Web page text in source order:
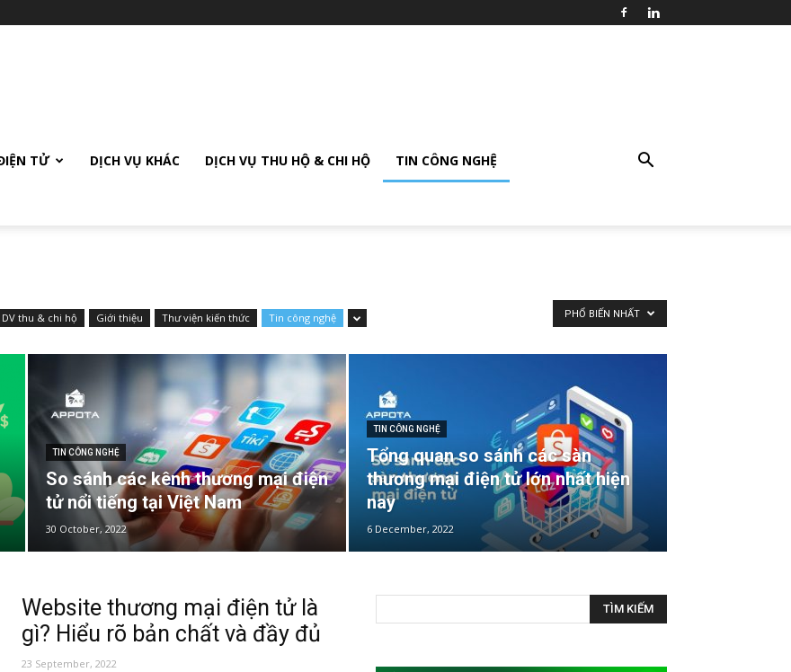
TỬ DỊCH VỤ KHÁC DỊCH VỤ THU HỘ & CHI HỘ TIN CÔNG NGHỆ
DV thu & chi hộ Giới thiệu Thư viện kiến thức Tin công nghệ PHỔ BIẾN NHẤT
TIN CÔNG NGHỆ
So sánh các kênh thương mại điện
tử nổi tiếng tại Việt Nam
30 October, 2022
TIN CÔNG NGHỆ
Tổng quan so sánh các sàn
thương mại điện tử lớn nhất hiện
nay
6 December, 2022
Website thương mại điện tử là
gì? Hiểu rõ bản chất và đầy đủ
23 September, 2022